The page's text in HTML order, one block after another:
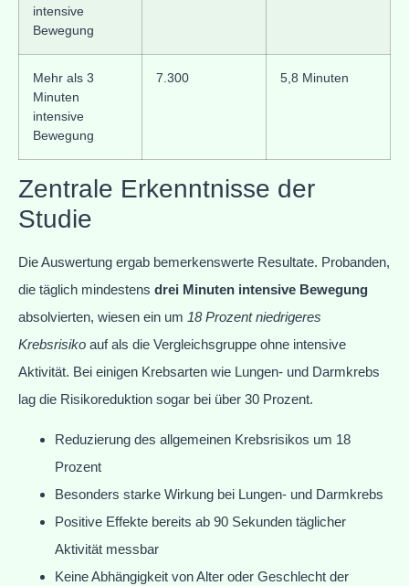
intensive
Bewegung
Mehr als 3
Minuten
intensive
Bewegung
7.300 5,8 Minuten
Zentrale Erkenntnisse der
Studie
Die Auswertung ergab bemerkenswerte Resultate. Probanden,
die täglich mindestens drei Minuten intensive Bewegung
absolvierten, wiesen ein um 18 Prozent niedrigeres
Krebsrisiko auf als die Vergleichsgruppe ohne intensive
Aktivität. Bei einigen Krebsarten wie Lungen- und Darmkrebs
lag die Risikoreduktion sogar bei über 30 Prozent.
Reduzierung des allgemeinen Krebsrisikos um 18
Prozent
Besonders starke Wirkung bei Lungen- und Darmkrebs
Positive Effekte bereits ab 90 Sekunden täglicher
Aktivität messbar
Keine Abhängigkeit von Alter oder Geschlecht der